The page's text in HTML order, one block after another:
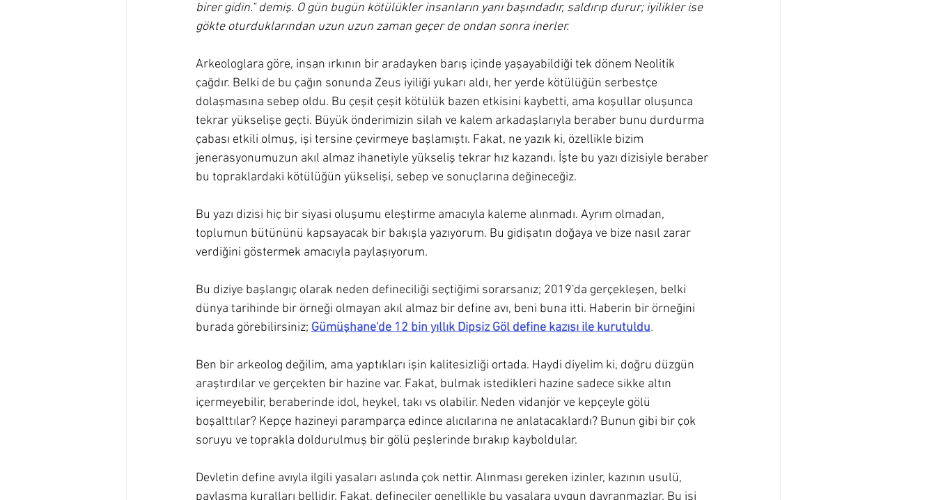
birer gidin." demiş. O gün bugün kötülükler insanların yanı başındadır, saldırıp durur; iyilikler ise
gökte oturduklarından uzun uzun zaman geçer de ondan sonra inerler.
Arkeologlara göre, insan ırkının bir aradayken barış içinde yaşayabildiği tek dönem Neolitik
çağdır. Belki de bu çağın sonunda Zeus iyiliği yukarı aldı, her yerde kötülüğün serbestçe
dolaşmasına sebep oldu. Bu çeşit çeşit kötülük bazen etkisini kaybetti, ama koşullar oluşunca
tekrar yükselişe geçti. Büyük önderimizin silah ve kalem arkadaşlarıyla beraber bunu durdurma
çabası etkili olmuş, işi tersine çevirmeye başlamıştı. Fakat, ne yazık ki, özellikle bizim
jenerasyonumuzun akıl almaz ihanetiyle yükseliş tekrar hız kazandı. İşte bu yazı dizisiyle beraber
bu topraklardaki kötülüğün yükselişi, sebep ve sonuçlarına değineceğiz.
Bu yazı dizisi hiç bir siyasi oluşumu eleştirme amacıyla kaleme alınmadı. Ayrım olmadan,
toplumun bütününü kapsayacak bir bakışla yazıyorum. Bu gidişatın doğaya ve bize nasıl zarar
verdiğini göstermek amacıyla paylaşıyorum.
Bu diziye başlangıç olarak neden defineciliği seçtiğimi sorarsanız; 2019'da gerçekleşen, belki
dünya tarihinde bir örneği olmayan akıl almaz bir define avı, beni buna itti. Haberin bir örneğini
burada görebilirsiniz; Gümüşhane'de 12 bin yıllık Dipsiz Göl define kazısı ile kurutuldu.
Ben bir arkeolog değilim, ama yaptıkları işin kalitesizliği ortada. Haydi diyelim ki, doğru düzgün
araştırdılar ve gerçekten bir hazine var. Fakat, bulmak istedikleri hazine sadece sikke altın
içermeyebilir, beraberinde idol, heykel, takı vs olabilir. Neden vidanjör ve kepçeyle gölü
boşalttılar? Kepçe hazineyi paramparça edince alıcılarına ne anlatacaklardı? Bunun gibi bir çok
soruyu ve toprakla doldurulmuş bir gölü peşlerinde bırakıp kayboldular.
Devletin define avıyla ilgili yasaları aslında çok nettir. Alınması gereken izinler, kazının usulü,
paylaşma kuralları bellidir. Fakat, defineciler genellikle bu yasalara uygun davranmazlar. Bu işi